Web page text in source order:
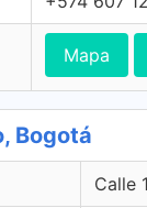
Mapa
Bogotá
Calle